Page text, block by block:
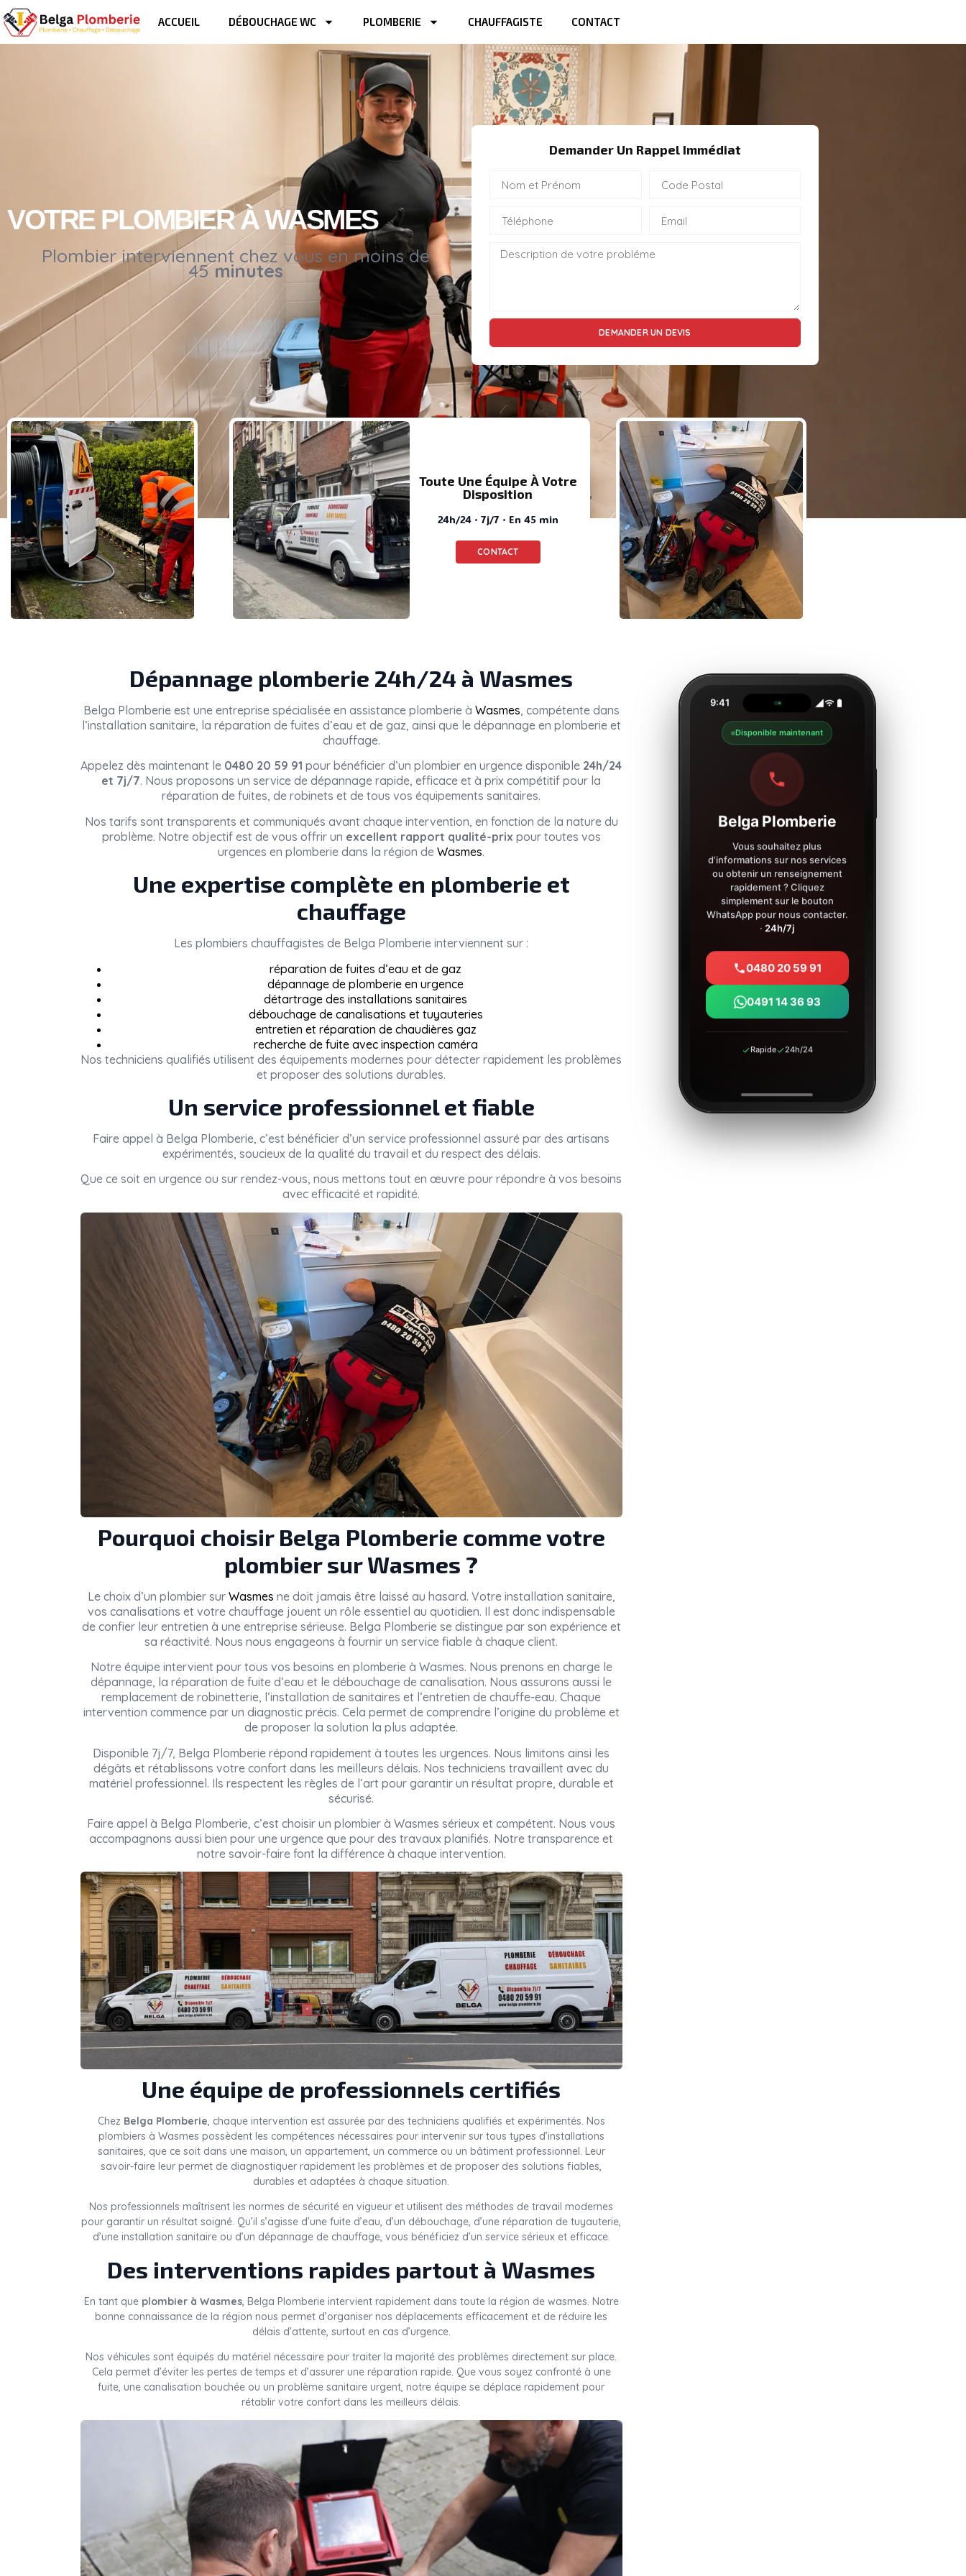
ACCUEIL DÉBOUCHAGE WC PLOMBERIE CHAUFFAGISTE CONTACT
VOTRE PLOMBIER À WASMES
Plombier interviennent chez vous en moins de
45minutes
Demander Un Rappel Immédiat
DEMANDER UN DEVIS
Toute Une Équipe À Votre
Disposition
24h/24 · 7j/7 · En 45 min
CONTACT
Dépannage plomberie 24h/24 à Wasmes
Belga Plomberieest une entreprise spécialisée en assistance plomberie à Wasmes, compétente dans
l’installation sanitaire, la réparation de fuites d’eau et de gaz, ainsi que le dépannage en plomberie et
chauffage.
Appelez dès maintenant le 0480 20 59 91 pour bénéficier d’un plombier en urgence disponible 24h/24
et 7j/7. Nous proposons un service de dépannage rapide, efficace et à prix compétitif pour la
réparation de fuites, de robinets et de tous vos équipements sanitaires.
Nos tarifs sont transparents et communiqués avant chaque intervention, en fonction de la nature du
problème. Notre objectif est de vous offrir un excellent rapport qualité-prix pour toutes vos
urgences en plomberie dans la région deWasmes.
Une expertise complète en plomberie et
chauffage
Les plombiers chauffagistes de Belga Plomberie interviennent sur :
réparation de fuites d’eau et de gaz
dépannage de plomberie en urgence
détartrage des installations sanitaires
débouchage de canalisations et tuyauteries
entretien et réparation de chaudières gaz
recherche de fuite avec inspection caméra
Nos techniciens qualifiés utilisent des équipements modernes pour détecter rapidement les problèmes
et proposer des solutions durables.
Un service professionnel et fiable
Faire appel à Belga Plomberie , c’est bénéficier d’un service professionnel assuré par des artisans
expérimentés, soucieux de la qualité du travail et du respect des délais.
Que ce soit en urgence ou sur rendez-vous, nous mettons tout en œuvre pour répondre à vos besoins
avec efficacité et rapidité.
Pourquoi choisir Belga Plomberie comme votre
plombier sur Wasmes ?
Le choix d’un plombier sur Wasmes ne doit jamais être laissé au hasard. Votre installation sanitaire,
vos canalisations et votre chauffage jouent un rôle essentiel au quotidien. Il est donc indispensable
de confier leur entretien à une entreprise sérieuse. Belga Plomberie se distingue par son expérience et
sa réactivité. Nous nous engageons à fournir un service fiable à chaque client.
Notre équipe intervient pour tous vos besoins en plomberie à Wasmes. Nous prenons en charge le
dépannage, la réparation de fuite d’eau et le débouchage de canalisation. Nous assurons aussi le
remplacement de robinetterie, l’installation de sanitaires et l’entretien de chauffe-eau. Chaque
intervention commence par un diagnostic précis. Cela permet de comprendre l’origine du problème et
de proposer la solution la plus adaptée.
Disponible 7j/7, Belga Plomberie répond rapidement à toutes les urgences. Nous limitons ainsi les
dégâts et rétablissons votre confort dans les meilleurs délais. Nos techniciens travaillent avec du
matériel professionnel. Ils respectent les règles de l’art pour garantir un résultat propre, durable et
sécurisé.
Faire appel à Belga Plomberie, c’est choisir un plombier à Wasmes sérieux et compétent. Nous vous
accompagnons aussi bien pour une urgence que pour des travaux planifiés. Notre transparence et
notre savoir-faire font la différence à chaque intervention.
Une équipe de professionnels certifiés
Chez Belga Plomberie, chaque intervention est assurée par des techniciens qualifiés et expérimentés. Nos
plombiers à Wasmes possèdent les compétences nécessaires pour intervenir sur tous types d’installations
sanitaires, que ce soit dans une maison, un appartement, un commerce ou un bâtiment professionnel. Leur
savoir-faire leur permet de diagnostiquer rapidement les problèmes et de proposer des solutions fiables,
durables et adaptées à chaque situation.
Nos professionnels maîtrisent les normes de sécurité en vigueur et utilisent des méthodes de travail modernes
pour garantir un résultat soigné. Qu’il s’agisse d’une fuite d’eau, d’un débouchage, d’une réparation de tuyauterie,
d’une installation sanitaire ou d’un dépannage de chauffage, vous bénéficiez d’un service sérieux et efficace.
Des interventions rapides partout à Wasmes
En tant que plombier à Wasmes, Belga Plomberie intervient rapidement dans toute la région de wasmes. Notre
bonne connaissance de la région nous permet d’organiser nos déplacements efficacement et de réduire les
délais d’attente, surtout en cas d’urgence.
Nos véhicules sont équipés du matériel nécessaire pour traiter la majorité des problèmes directement sur place.
Cela permet d’éviter les pertes de temps et d’assurer une réparation rapide. Que vous soyez confronté à une
fuite, une canalisation bouchée ou un problème sanitaire urgent, notre équipe se déplace rapidement pour
rétablir votre confort dans les meilleurs délais.
9:41
Disponible maintenant
Belga Plomberie
Vous souhaitez plus
d’informations sur nos services
ou obtenir un renseignement
rapidement ? Cliquez
simplement sur le bouton
WhatsApp pour nous contacter.
·24h/7j
0480 20 59 91
0491 14 36 93
Rapide 24h/24